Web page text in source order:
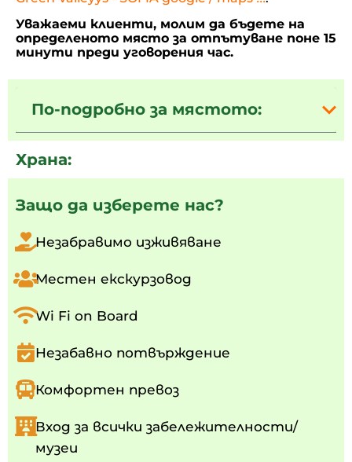
Уважаеми клиенти, молим да бъдете на
определеното място за отпътуване поне 15
минути преди уговорения час.
По-подробно за мястото:
Храна:
Защо да изберете нас?
Незабравимо изживяване
Местен екскурзовод
Wi Fi on Board
Незабавно потвърждение
Комфортен превоз
Вход за всички забележителности/
музеи